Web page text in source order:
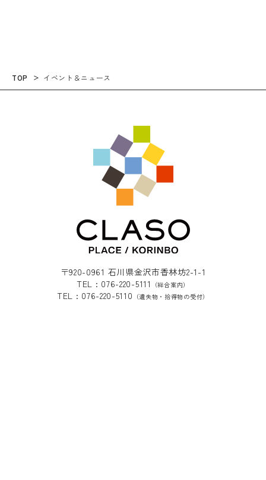
TOP イベント＆ニュース
〒920-0961 石川県金沢市香林坊2-1-1
TEL : 076-220-5111
（総合案内）
TEL : 076-220-5110 （遺失物・拾得物の受付）